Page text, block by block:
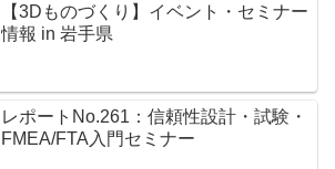
【3Dものづくり】イベント・セミナー
情報 in 岩手県
レポートNo.261：信頼性設計・試験・
FMEA/FTA入門セミナー